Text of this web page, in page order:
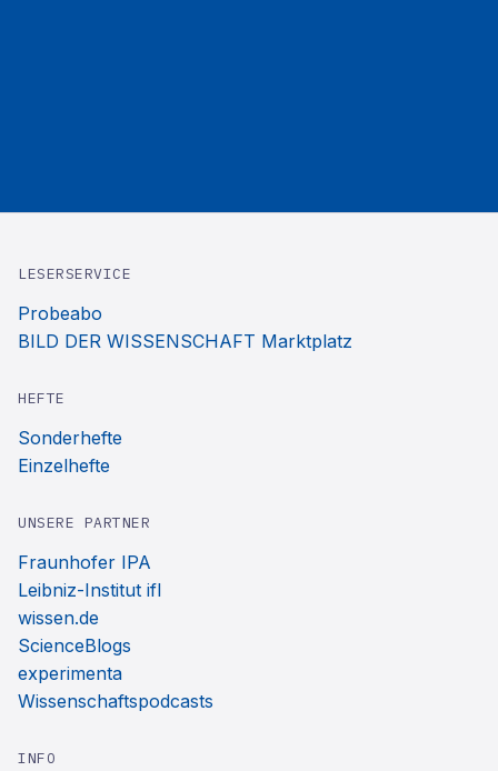
LESERSERVICE
Probeabo
BILD DER WISSENSCHAFT Marktplatz
HEFTE
Sonderhefte
Einzelhefte
UNSERE PARTNER
Fraunhofer IPA
Leibniz-Institut ifl
wissen.de
ScienceBlogs
experimenta
Wissenschaftspodcasts
INFO